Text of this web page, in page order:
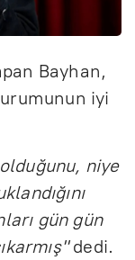
Bayhan,
iyi
niye
gün gün
dedi.